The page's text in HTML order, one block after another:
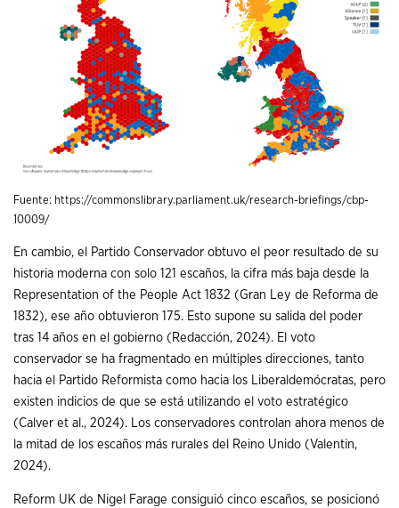
Fuente: https://commonslibrary.parliament.uk/research-briefings/cbp-
10009/
En cambio, el Partido Conservador obtuvo el peor resultado de su
historia moderna con solo 121 escaños, la cifra más baja desde la
Representation of the People Act 1832 (Gran Ley de Reforma de
1832), ese año obtuvieron 175. Esto supone su salida del poder
tras 14 años en el gobierno (Redacción, 2024). El voto
conservador se ha fragmentado en múltiples direcciones, tanto
hacia el Partido Reformista como hacia los Liberaldemócratas, pero
existen indicios de que se está utilizando el voto estratégico
(Calver et al., 2024). Los conservadores controlan ahora menos de
la mitad de los escaños más rurales del Reino Unido (Valentin,
2024).
Reform UK de Nigel Farage consiguió cinco escaños, se posicionó